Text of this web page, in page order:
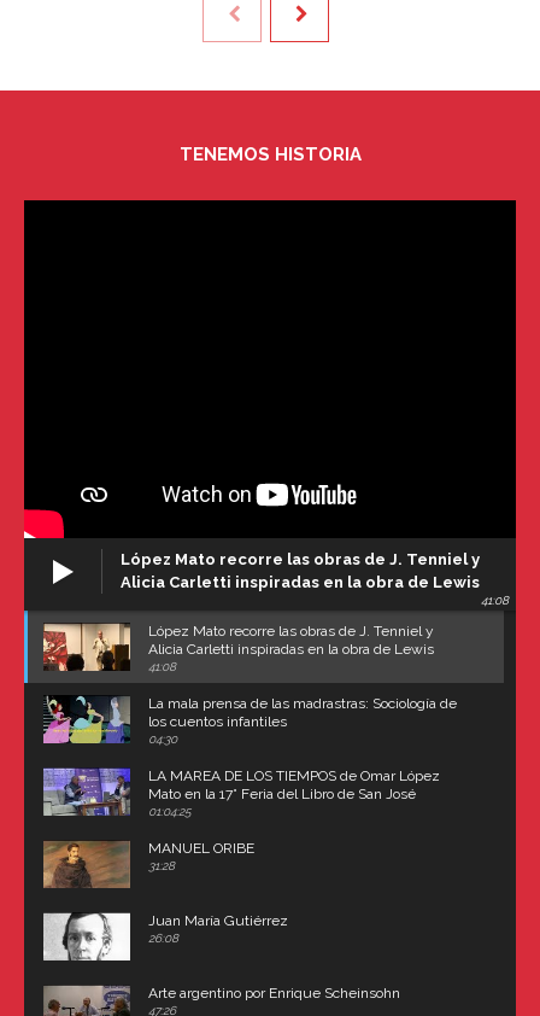
TENEMOS HISTORIA
López Mato recorre las obras de J. Tenniel y
Alicia Carletti inspiradas en la obra de Lewis
41:08
López Mato recorre las obras de J. Tenniel y
Alicia Carletti inspiradas en la obra de Lewis
Carroll
41:08
La mala prensa de las madrastras: Sociología de
los cuentos infantiles
04:30
LA MAREA DE LOS TIEMPOS de Omar López
Mato en la 17° Feria del Libro de San José
(Uruguay)
01:04:25
MANUEL ORIBE
31:28
Juan María Gutiérrez
26:08
Arte argentino por Enrique Scheinsohn
47:26